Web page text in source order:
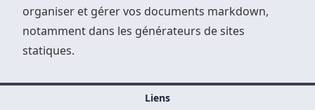
organiser et gérer vos documents markdown,
notamment dans les générateurs de sites
statiques.
Liens